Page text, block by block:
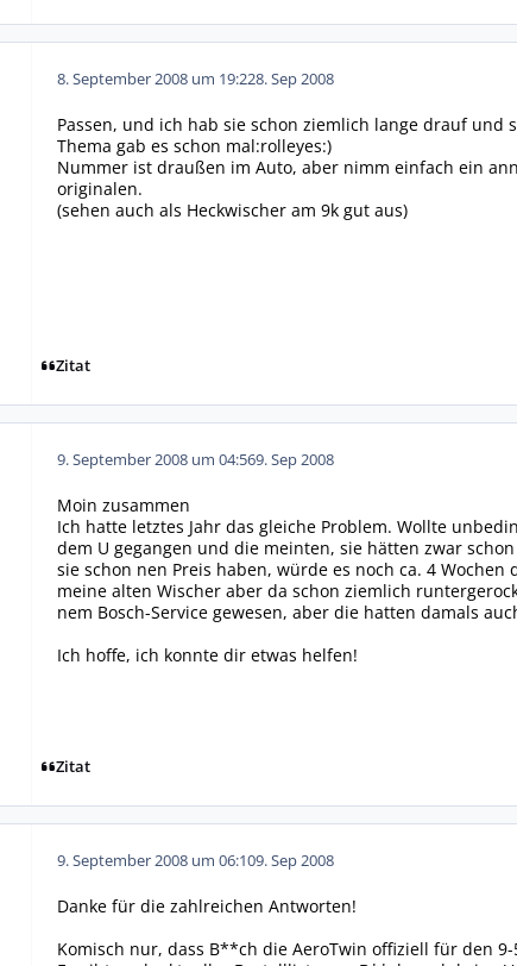
8. September 2008 um 19:228. Sep 2008
Passen, und ich hab sie schon ziemlich lange drauf und
Thema gab es schon mal:rolleyes:)
Nummer ist draußen im Auto, aber nimm einfach ein
originalen.
(sehen auch als Heckwischer am 9k gut aus)
Zitat
9. September 2008 um 04:569. Sep 2008
Moin zusammen
Ich hatte letztes Jahr das gleiche Problem. Wollte
dem U gegangen und die meinten, sie hätten zwar
sie schon nen Preis haben, würde es noch ca. 4
meine alten Wischer aber da schon ziemlich
nem Bosch-Service gewesen, aber die hatten damals
Ich hoffe, ich konnte dir etwas helfen!
Zitat
9. September 2008 um 06:109. Sep 2008
Danke für die zahlreichen Antworten!
Komisch nur, dass B**ch die AeroTwin offiziell für den